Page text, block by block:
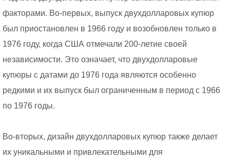
факторами. Во-первых, выпуск двухдолларовых купюр
был приостановлен в 1966 году и возобновлен только в
1976 году, когда США отмечали 200-летие своей
независимости. Это означает, что двухдолларовые
купюры с датами до 1976 года являются особенно
редкими и их выпуск был ограниченным в период с 1966
по 1976 годы.
Во-вторых, дизайн двухдолларовых купюр также делает
их уникальными и привлекательными для